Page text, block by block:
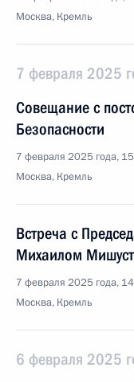
Москва, Кремль
7 февраля 2025
Совещание с
Безопасности
7 февраля 2025 года,
Москва, Кремль
Встреча с
Михаилом
7 февраля 2025 года,
Москва, Кремль
6 февраля 2025